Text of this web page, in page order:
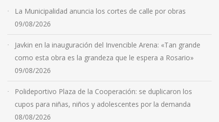
La Municipalidad anuncia los cortes de calle por obras
09/08/2026
Javkin en la inauguración del Invencible Arena: «Tan grande
como esta obra es la grandeza que le espera a Rosario»
09/08/2026
Polideportivo Plaza de la Cooperación: se duplicaron los
cupos para niñas, niños y adolescentes por la demanda
08/08/2026